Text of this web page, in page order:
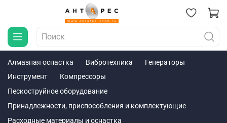
Алмазная оснастка Вибротехника
Генераторы
Инструмент
Компрессоры
Пескоструйное оборудование
Принадлежности, приспособления и комплектующие
Расходные материалы и оснастка